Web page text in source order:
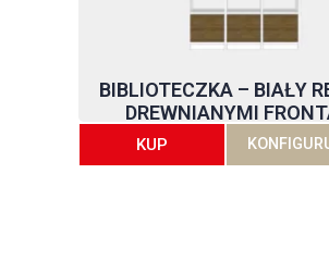
BIBLIOTECZKA – BIAŁY
DREWNIANYMI
KUP